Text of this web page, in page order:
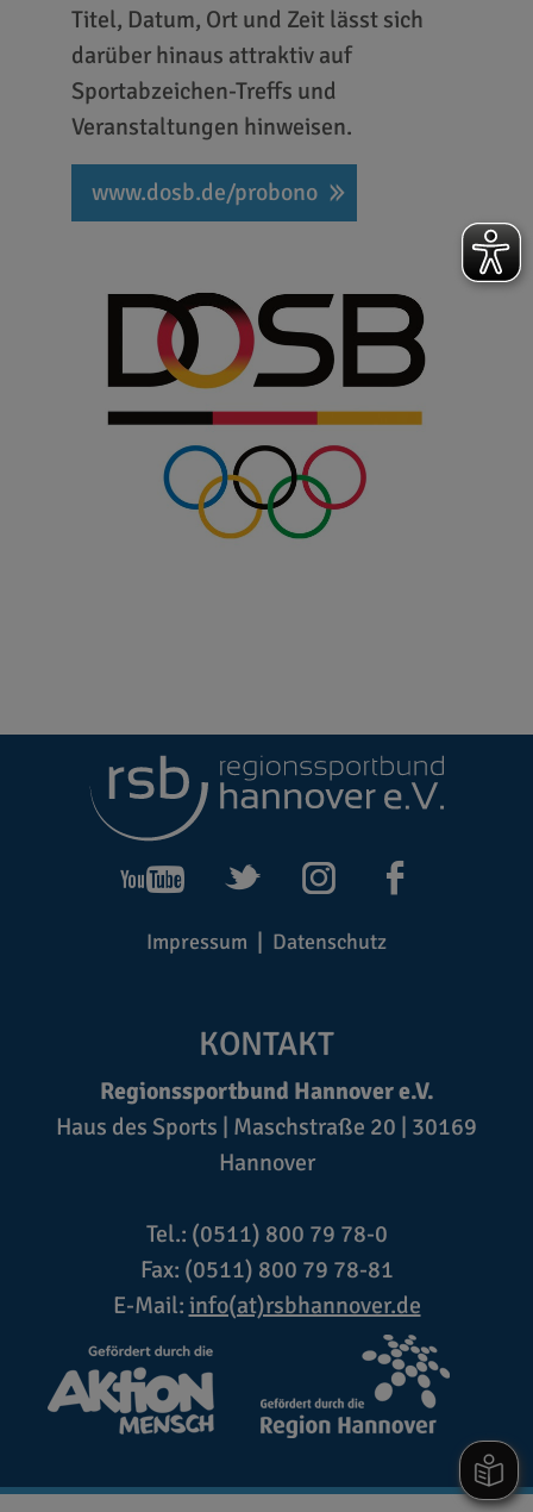
Titel, Datum, Ort und Zeit lässt sich
darüber hinaus attraktiv auf
Sportabzeichen-Treffs und
Veranstaltungen hinweisen.
www.dosb.de/probono
Impressum Datenschutz
KONTAKT
Regionssportbund Hannover e.V.
Haus des Sports | Maschstraße 20 | 30169
Hannover
Tel.: (0511) 800 79 78-0
Fax: (0511) 800 79 78-81
E-Mail: info(at)rsbhannover.de